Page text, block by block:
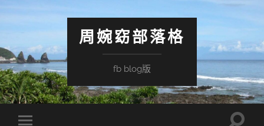
周婉窈部落格
fb blog版